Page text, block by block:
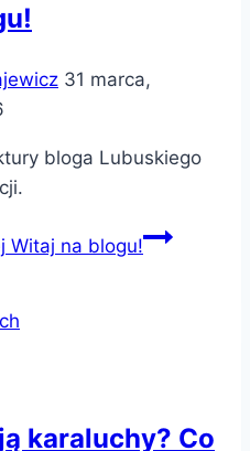
31 marca,
bloga Lubuskiego
Witaj na blogu!
karaluchy? Co